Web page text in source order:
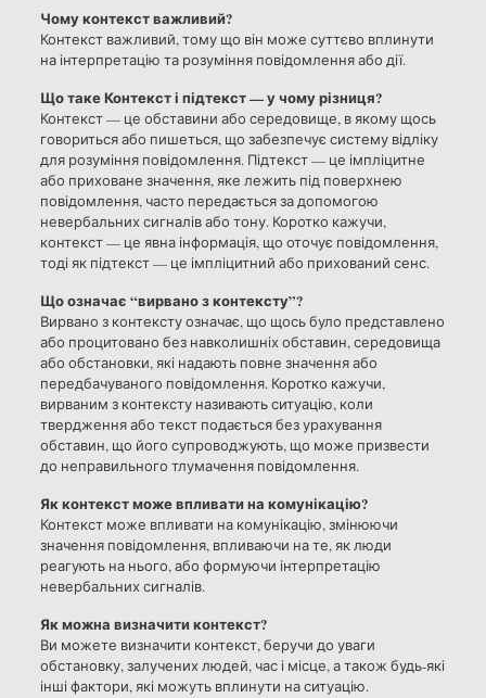
Чому контекст важливий?
Контекст важливий, тому що він може суттєво вплинути
на інтерпретацію та розуміння повідомлення або дії.
Що таке Контекст і підтекст — у чому різниця?
Контекст — це обставини або середовище, в якому щось
говориться або пишеться, що забезпечує систему відліку
для розуміння повідомлення. Підтекст — це імпліцитне
або приховане значення, яке лежить під поверхнею
повідомлення, часто передається за допомогою
невербальних сигналів або тону. Коротко кажучи,
контекст — це явна інформація, що оточує повідомлення,
тоді як підтекст — це імпліцитний або прихований сенс.
Що означає “вирвано з контексту”?
Вирвано з контексту означає, що щось було представлено
або процитовано без навколишніх обставин, середовища
або обстановки, які надають повне значення або
передбачуваного повідомлення. Коротко кажучи,
вирваним з контексту називають ситуацію, коли
твердження або текст подається без урахування
обставин, що його супроводжують, що може призвести
до неправильного тлумачення повідомлення.
Як контекст може впливати на комунікацію?
Контекст може впливати на комунікацію, змінюючи
значення повідомлення, впливаючи на те, як люди
реагують на нього, або формуючи інтерпретацію
невербальних сигналів.
Як можна визначити контекст?
Ви можете визначити контекст, беручи до уваги
обстановку, залучених людей, час і місце, а також будь-які
інші фактори, які можуть вплинути на ситуацію.